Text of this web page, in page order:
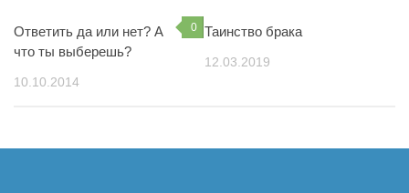
Сергей Лукьянов
0
Ответить да или нет? А
что ты выберешь?
10.10.2014
Таинство брака
12.03.2019